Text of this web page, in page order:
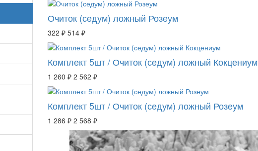
Очиток (седум) ложный Розеум
322 ₽ 514 ₽
Комплект 5шт / Очиток (седум) ложный Кокцениум
1 260 ₽ 2 562 ₽
Комплект 5шт / Очиток (седум) ложный Розеум
1 286 ₽ 2 568 ₽